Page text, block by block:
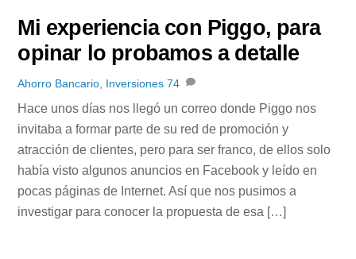
Mi experiencia con Piggo, para
opinar lo probamos a detalle
Ahorro Bancario Inversiones 74
Hace unos días nos llegó un correo donde Piggo nos
invitaba a formar parte de su red de promoción y
atracción de clientes, pero para ser franco, de ellos solo
había visto algunos anuncios en Facebook y leído en
pocas páginas de Internet. Así que nos pusimos a
investigar para conocer la propuesta de esa […]